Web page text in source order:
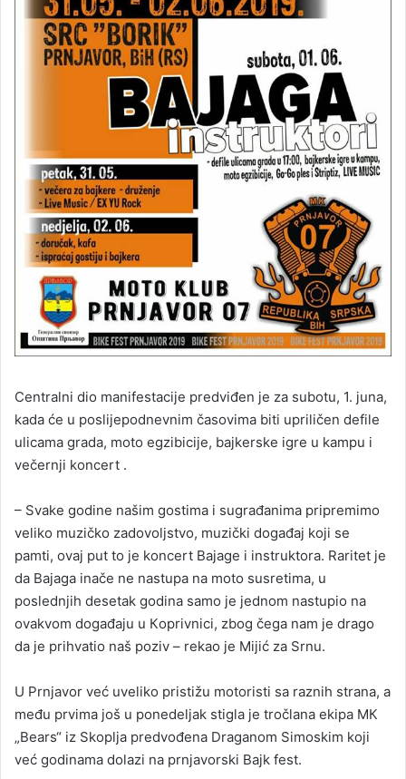
Centralni dio manifestacije predviđen je za subotu, 1. juna,
kada će u poslijepodnevnim časovima biti upriličen defile
ulicama grada, moto egzibicije, bajkerske igre u kampu i
večernji koncert .
– Svake godine našim gostima i sugrađanima pripremimo
veliko muzičko zadovoljstvo, muzički događaj koji se
pamti, ovaj put to je koncert Bajage i instruktora. Raritet je
da Bajaga inače ne nastupa na moto susretima, u
poslednjih desetak godina samo je jednom nastupio na
ovakvom događaju u Кoprivnici, zbog čega nam je drago
da je prihvatio naš poziv – rekao je Mijić za Srnu.
U Prnjavor već uveliko pristižu motoristi sa raznih strana, a
među prvima još u ponedeljak stigla je tročlana ekipa MК
„Bears“ iz Skoplja predvođena Draganom Simoskim koji
već godinama dolazi na prnjavorski Bajk fest.